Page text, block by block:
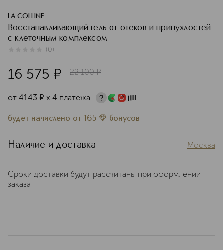
LA COLLINE
Восстанавливающий гель от отеков и припухлостей
с клеточным комплексом
(0)
16 575 ¤ 22 100 ¤
от 4143 ¤ х 4 платежа
будет начислено от 165 бонусов
Наличие и доставка Москва
Сроки доставки будут рассчитаны при оформлении
заказа